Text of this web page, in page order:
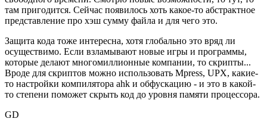
там пригодится. Сейчас появилось хоть какое-то абстрактное
представление про хэш сумму файла и для чего это.
Защита кода тоже интересна, хотя глобально это вряд ли
осуществимо. Если взламывают новые игры и программы,
которые делают многомиллионные компании, то скрипты...
Вроде для скриптов можно использовать Mpress, UPX, какие-
то настройки компилятора ahk и обфускацию - и это в какой-
то степени поможет скрыть код до уровня памяти процессора.
GD